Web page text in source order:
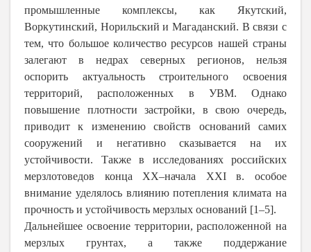
промышленные комплексы, как Якутский,
Воркутинский, Норильский и Магаданский. В связи с
тем, что большое количество ресурсов нашей страны
залегают в недрах северных регионов, нельзя
оспорить актуальность строительного освоения
территорий, расположенных в УВМ. Однако
повышение плотности застройки, в свою очередь,
приводит к изменению свойств оснований самих
сооружений и негативно сказывается на их
устойчивости. Также в исследованиях российских
мерзлотоведов конца ХХ–начала ХХI в. особое
внимание уделялось влиянию потепления климата на
прочность и устойчивость мерзлых оснований [1–5].
Дальнейшее освоение территории, расположенной на
мерзлых грунтах, а также поддержание